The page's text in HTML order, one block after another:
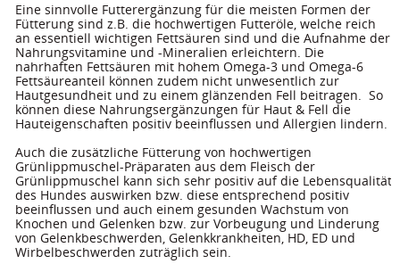
Eine sinnvolle Futterergänzung für die meisten Formen der
Fütterung sind z.B. die hochwertigen Futteröle, welche reich
an essentiell wichtigen Fettsäuren sind und die Aufnahme der
Nahrungsvitamine und -Mineralien erleichtern. Die
nahrhaften Fettsäuren mit hohem Omega-3 und Omega-6
Fettsäureanteil können zudem nicht unwesentlich zur
Hautgesundheit und zu einem glänzenden Fell beitragen.  So
können diese Nahrungsergänzungen für Haut & Fell die
Auch die zusätzliche Fütterung von hochwertigen
Grünlippmuschel-Präparaten aus dem Fleisch der
Grünlippmuschel kann sich sehr positiv auf die Lebensqualität
des Hundes auswirken bzw. diese entsprechend positiv
beeinflussen und auch einem gesunden Wachstum von
Knochen und Gelenken bzw. zur Vorbeugung und Linderung
von Gelenkbeschwerden, Gelenkkrankheiten, HD, ED und
Wirbelbeschwerden zuträglich sein.